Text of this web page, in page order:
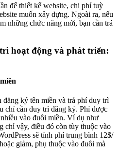
để thiết kế website, chi phí tuỳ
muốn xây dựng. Ngoài ra, nếu
những chức năng mới, bạn cần trả
hoạt động và phát triển:
đăng ký tên miền và trả phí duy trì
chỉ cần duy trì đăng ký. Phí được
vào đuôi miền. Ví dụ như
chỉ vậy, điều đó còn tùy thuộc vào
sẽ tính phí trung bình 12$/
giảm, phụ thuộc vào đuôi mà